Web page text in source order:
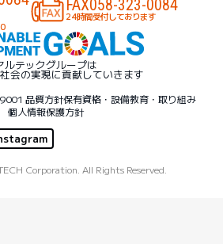
FAX058-323-0084
24時間受付しております
ルテックグループは
会の実現に貢献していきます
品質方針保有資格・設備教育・取り組み
個人情報保護方針
Corporation. All Rights Reserved.